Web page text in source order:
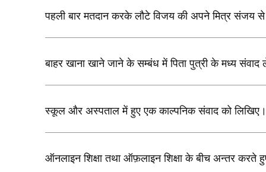
पहली बार मतदान करके लौटे विजय की अपने मित्र संजय
बाहर खाना खाने जाने के सम्बंध में पिता पुत्री के मध्य
स्कूल और अस्पताल में हुए एक काल्पनिक संवाद को लिखिए।
ऑनलाइन शिक्षा तथा ऑफ़लाइन शिक्षा के बीच अन्तर करते